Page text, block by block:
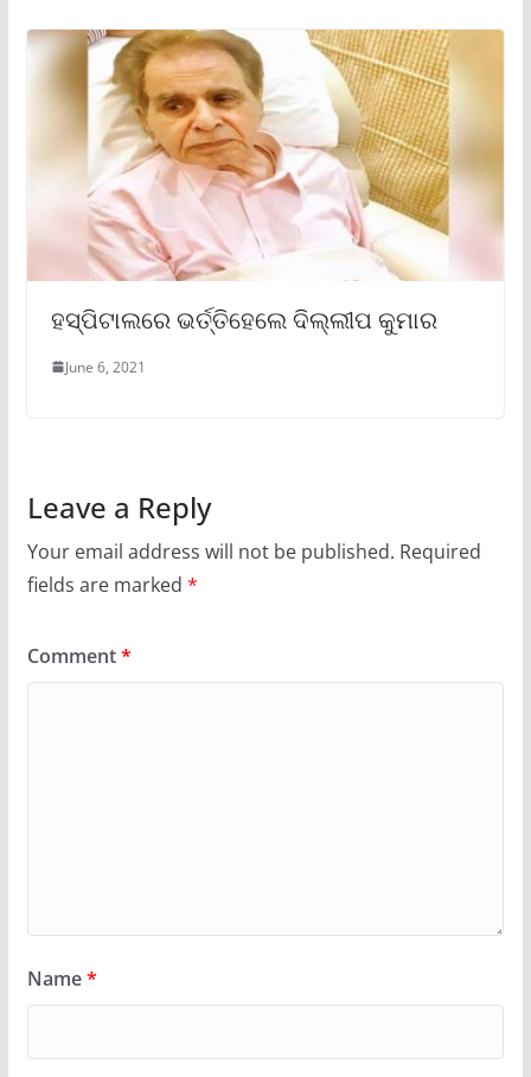
ହସ୍ପିଟାଲରେ ଭର୍ତ୍ତିହେଲେ ଦିଲ୍ଲୀପ କୁମାର
June 6, 2021
Leave a Reply
Your email address will not be published. Required
fields are marked *
Comment*
Name*